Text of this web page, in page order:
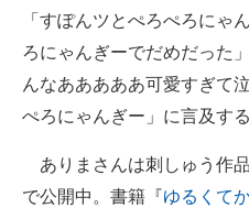
「すぽんツとぺろぺろにゃ
ろにゃんぎーでだめだった
んなあああああ可愛すぎて
ぺろにゃんぎー」に言及す
ありまさんは刺しゅう作
で公開中。書籍『ゆるくて